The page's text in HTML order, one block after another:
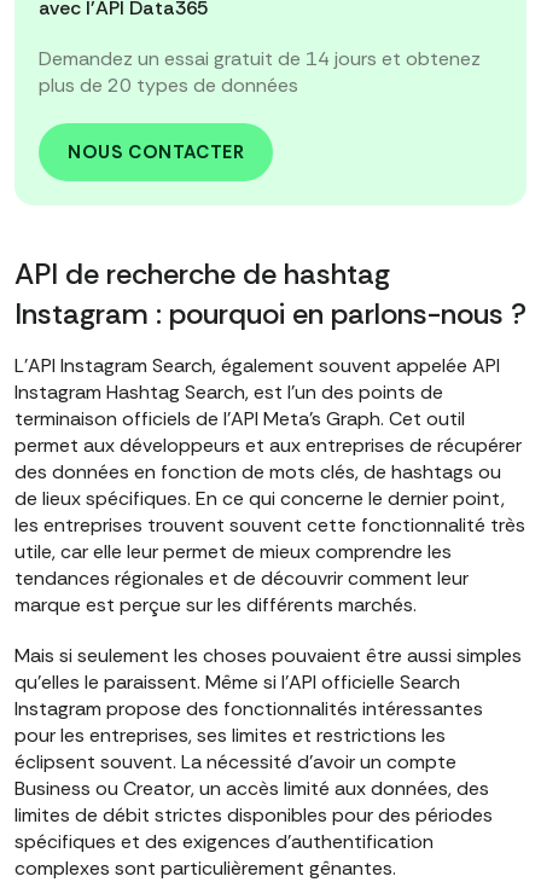
avec l'API Data365
Demandez un essai gratuit de 14 jours et obtenez
plus de 20 types de données
NOUS CONTACTER
API de recherche de hashtag
Instagram : pourquoi en parlons-nous ?
L'API Instagram Search, également souvent appelée API
Instagram Hashtag Search, est l'un des points de
terminaison officiels de l'API Meta's Graph. Cet outil
permet aux développeurs et aux entreprises de récupérer
des données en fonction de mots clés, de hashtags ou
de lieux spécifiques. En ce qui concerne le dernier point,
les entreprises trouvent souvent cette fonctionnalité très
utile, car elle leur permet de mieux comprendre les
tendances régionales et de découvrir comment leur
marque est perçue sur les différents marchés.
Mais si seulement les choses pouvaient être aussi simples
qu'elles le paraissent. Même si l'API officielle Search
Instagram propose des fonctionnalités intéressantes
pour les entreprises, ses limites et restrictions les
éclipsent souvent. La nécessité d'avoir un compte
Business ou Creator, un accès limité aux données, des
limites de débit strictes disponibles pour des périodes
spécifiques et des exigences d'authentification
complexes sont particulièrement gênantes.